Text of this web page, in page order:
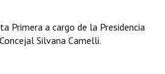
Primera a cargo de la Presidencia
Silvana Camelli.